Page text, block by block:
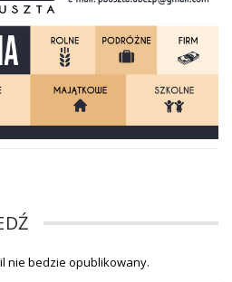
nie bedzie opublikowany.